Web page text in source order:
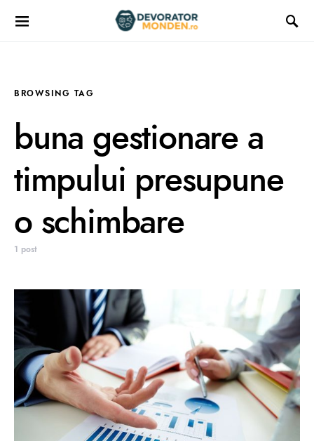
BROWSING TAG
buna gestionare a
timpului presupune
o schimbare
1 post